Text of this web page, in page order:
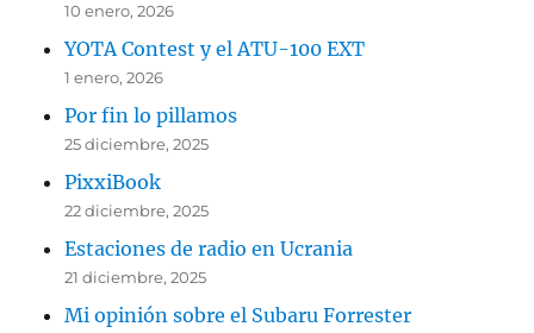
10 enero, 2026
YOTA Contest y el ATU-100 EXT
1 enero, 2026
Por fin lo pillamos
25 diciembre, 2025
PixxiBook
22 diciembre, 2025
Estaciones de radio en Ucrania
21 diciembre, 2025
Mi opinión sobre el Subaru Forrester